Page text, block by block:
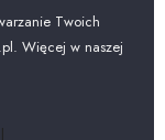
Twoich
Więcej w naszej